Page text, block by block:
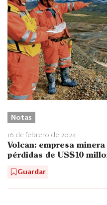
Notas
16 de febrero de 2024
Volcan: empresa
pérdidas de US$10
Guardar